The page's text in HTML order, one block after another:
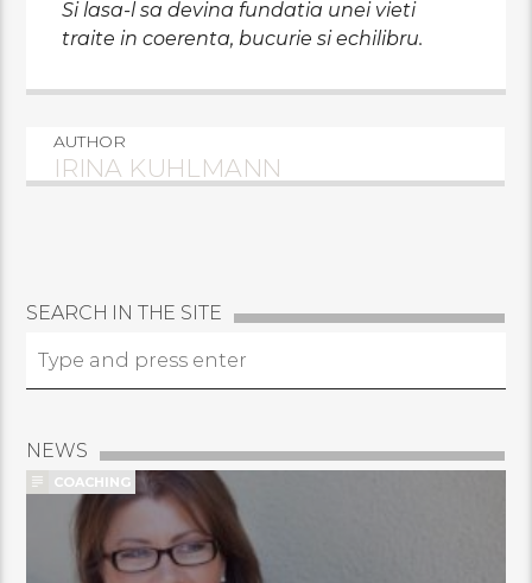
Si lasa-l sa devina fundatia unei vieti
traite in coerenta, bucurie si echilibru.
AUTHOR
IRINA KUHLMANN
SEARCH IN THE SITE
NEWS
COACHING